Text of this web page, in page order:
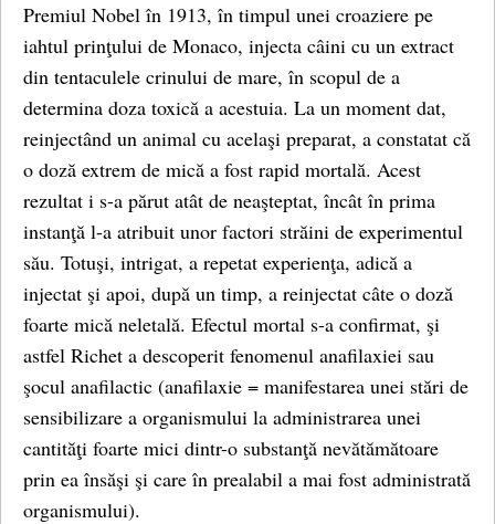
Premiul Nobel în 1913, în timpul unei croaziere pe
iahtul prinţului de Monaco, injecta câini cu un extract
din tentaculele crinului de mare, în scopul de a
determina doza toxică a acestuia. La un moment dat,
reinjectând un animal cu acelaşi preparat, a constatat că
o doză extrem de mică a fost rapid mortală. Acest
rezultat i s-a părut atât de neaşteptat, încât în prima
instanţă l-a atribuit unor factori străini de experimentul
său. Totuşi, intrigat, a repetat experienţa, adică a
injectat şi apoi, după un timp, a reinjectat câte o doză
foarte mică neletală. Efectul mortal s-a confirmat, şi
astfel Richet a descoperit fenomenul anafilaxiei sau
şocul anafilactic (anafilaxie = manifestarea unei stări de
sensibilizare a organismului la administrarea unei
cantităţi foarte mici dintr-o substanţă nevătămătoare
prin ea însăşi şi care în prealabil a mai fost administrată
organismului).